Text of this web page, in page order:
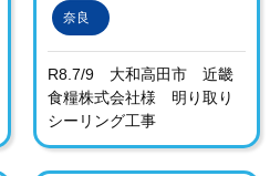
奈良
R8.7/9 大和高田市 近畿
食糧株式会社様 明り取り
シーリング工事